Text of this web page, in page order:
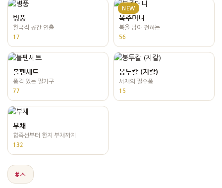
병풍
한국적 공간 연출
17
NEW
복주머니
복을 담아 전하는
56
볼펜세트
품격 있는 필기구
77
봉투칼 (지칼)
서재의 필수품
15
부채
합죽선부터 한지 부채까지
132
#ㅅ